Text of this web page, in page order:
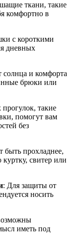
ткани, такие
комфортно в
с короткими
дневных
солнца и комфорта
брюки или
прогулок, такие
помогут вам
без
быть прохладнее,
свитер или
: Для защиты от
носить
иметь под